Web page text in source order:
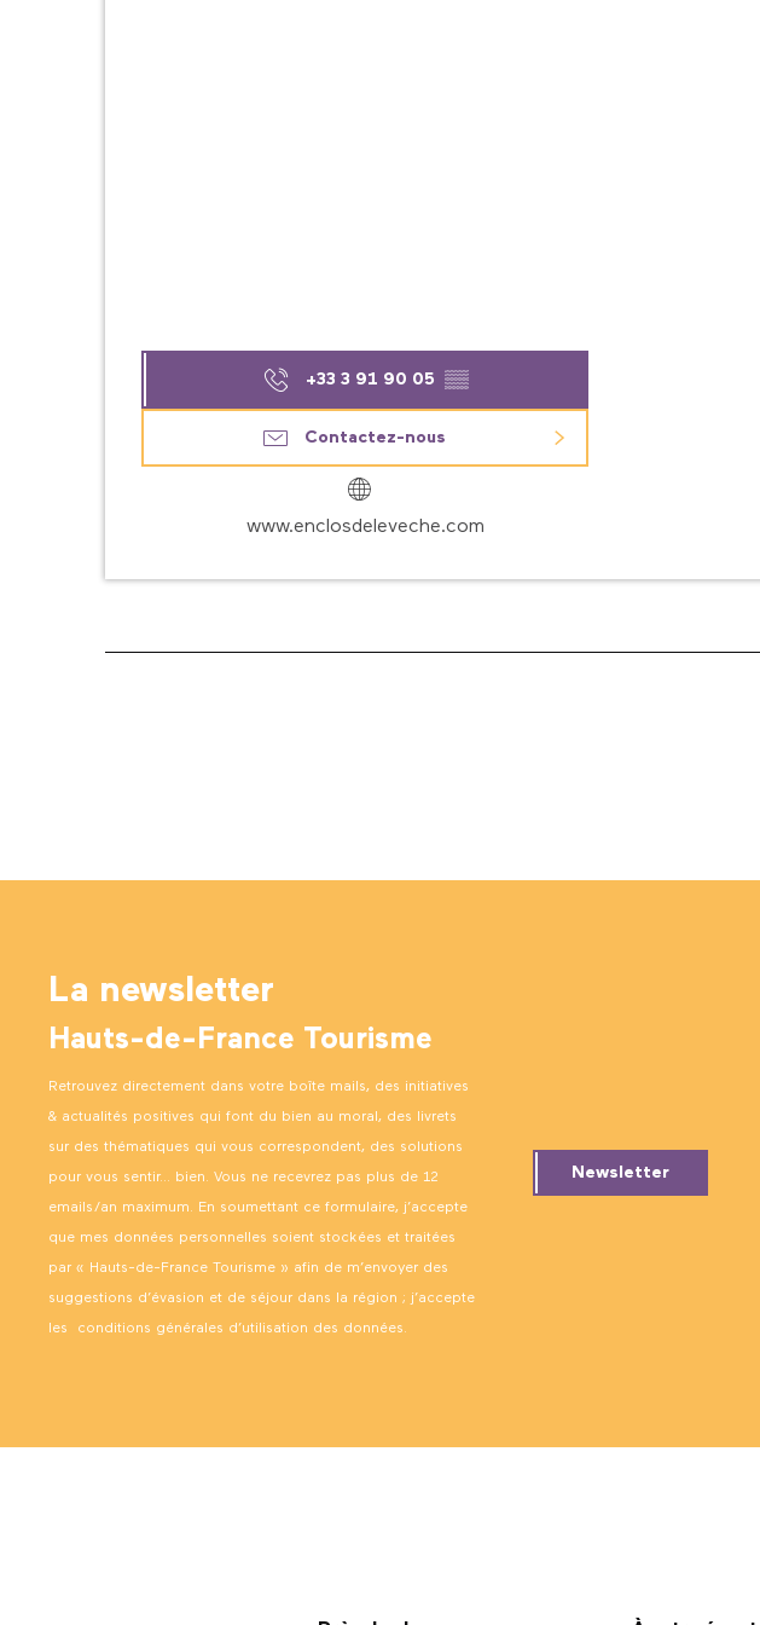
+33 3 91 90 05 ▒▒
Contactez-nous
www.enclosdeleveche.com
La newsletter
Hauts-de-France Tourisme
Retrouvez directement dans votre boîte mails, des initiatives
& actualités positives qui font du bien au moral, des livrets
sur des thématiques qui vous correspondent, des solutions
pour vous sentir… bien. Vous ne recevrez pas plus de 12
emails/an maximum. En soumettant ce formulaire, j’accepte
que mes données personnelles soient stockées et traitées
par « Hauts-de-France Tourisme » afin de m’envoyer des
suggestions d’évasion et de séjour dans la région ; j’accepte
les conditions générales d’utilisation des données.
Newsletter